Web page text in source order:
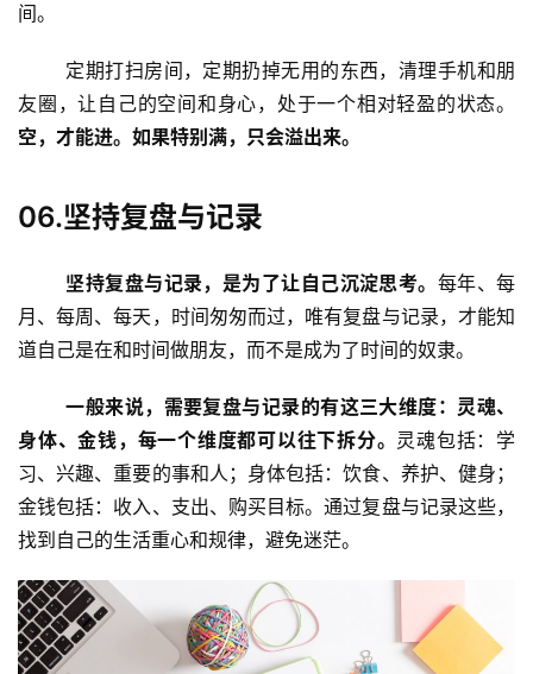
投
间。
友圈，让自己的空间和身心，处于一个相对轻盈的状态。
空，才能进。如果特别满，只会溢出来。
06.坚持复盘与记录
坚持复盘与记录，是为了让自己沉淀思考。 每年、每
月、每周、每天，时间匆匆而过，唯有复盘与记录，才能知
道自己是在和时间做朋友，而不是成为了时间的奴隶。
一般来说，需要复盘与记录的有这三大维度：灵魂、
身体、金钱，每一个维度都可以往下拆分。 灵魂包括：学
习、兴趣、重要的事和人；身体包括：饮食、养护、健身；
金钱包括：收入、支出、购买目标。通过复盘与记录这些，
找到自己的生活重心和规律，避免迷茫。